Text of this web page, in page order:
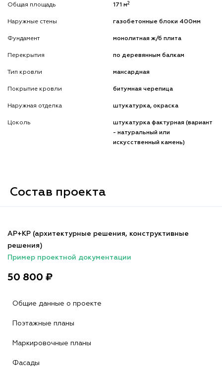
Общая площадь 171 м2
Наружные стены газобетонные блоки 400мм
Фундамент монолитная ж/б плита
Перекрытия по деревянным балкам
Тип кровли мансардная
Покрытие кровли битумная черепица
Наружная отделка штукатурка, окраска
Цоколь
штукатурка фактурная (вариант
- натуральный или
искусственный камень)
Состав проекта
АР+КР (архитектурные решения, конструктивные
решения)
Пример проектной документации
50 800 ₽
Общие данные о проекте
Поэтажные планы
Маркировочные планы
Фасады